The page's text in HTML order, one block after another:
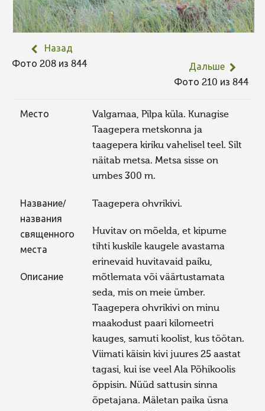
Назад
Фото 208 из 844
Дальше
Фото 210 из 844
Место
Valgamaa, Pilpa küla. Kunagise
Taagepera metskonna ja
taagepera kiriku vahelisel teel. Silt
näitab metsa. Metsa sisse on
umbes 300 m.
Название/
названия
священного
места
Taagepera ohvrikivi.
Описание
Huvitav on mõelda, et kipume
tihti kuskile kaugele avastama
erinevaid huvitavaid paiku,
mõtlemata või väärtustamata
seda, mis on meie ümber.
Taagepera ohvrikivi on minu
maakodust paari kilomeetri
kauges, samuti koolist, kus töötan.
Viimati käisin kivi juures 25 aastat
tagasi, kui ise veel Ala Põhikoolis
õppisin. Nüüd sattusin sinna
õpetajana. Mäletan paika üsna